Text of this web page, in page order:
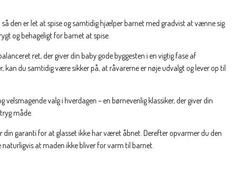
den er let at spise og samtidig hjælper barnet med gradvist at vænne sig
og behageligt for barnet at spise.
ret, der giver din baby gode byggesten i en vigtig fase af
du samtidig være sikker på, at råvarerne er nøje udvalgt og lever op til
velsmagende valg i hverdagen – en børnevenlig klassiker, der giver din
måde.
din garanti for at glasset ikke har været åbnet. Derefter opvarmer du den
at maden ikke bliver for varm til barnet.